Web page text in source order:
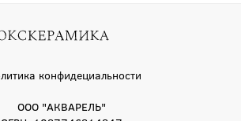
конфидециальности
ООО "АКВАРЕЛЬ"